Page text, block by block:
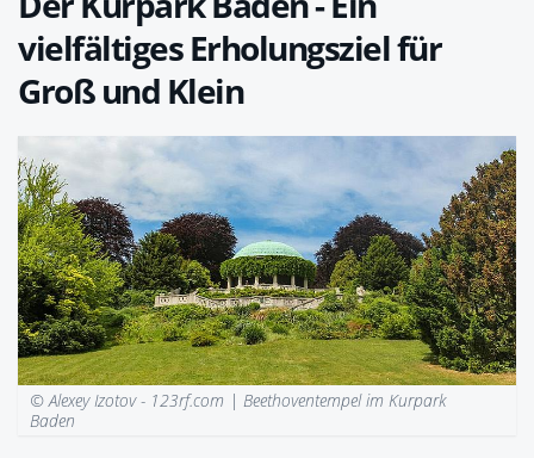
vielfältiges Erholungsziel für
Groß und Klein
© Alexey Izotov - 123rf.com | Beethoventempel im Kurpark
Baden